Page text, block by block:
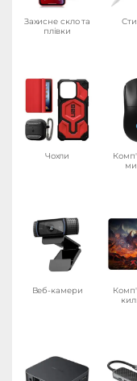
Захисне скло та
плівки
Чохли
Веб-камери